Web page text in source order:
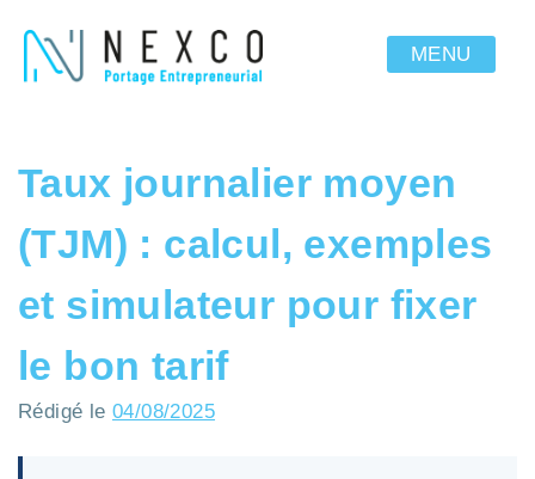
MENU
Taux journalier moyen
(TJM) : calcul, exemples
et simulateur pour fixer
le bon tarif
Rédigé le04/08/2025